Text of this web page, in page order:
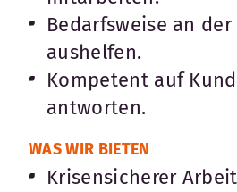
Bedarfsweise an der
aushelfen.
Kompetent auf
antworten.
WAS WIR BIETEN
Krisensicherer